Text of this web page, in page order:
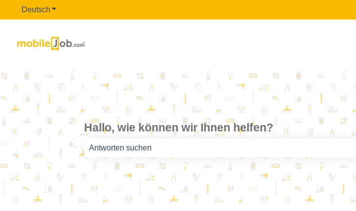
Deutsch Untermenü für Übersetzungen anzeigen
Hallo, wie können wir Ihnen helfen?
Es gibt keine Vorschläge, da das Suchfeld leer ist.